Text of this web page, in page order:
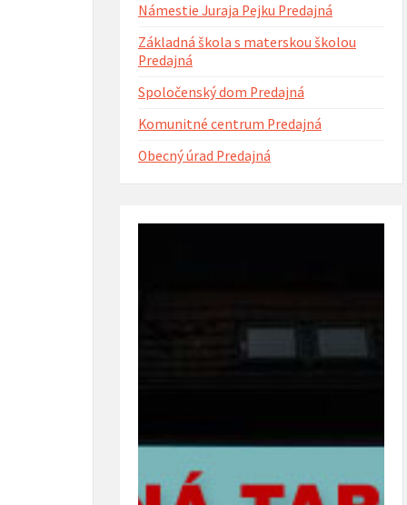
Námestie Juraja Pejku Predajná
Základná škola s materskou školou
Predajná
Spoločenský dom Predajná
Komunitné centrum Predajná
Obecný úrad Predajná